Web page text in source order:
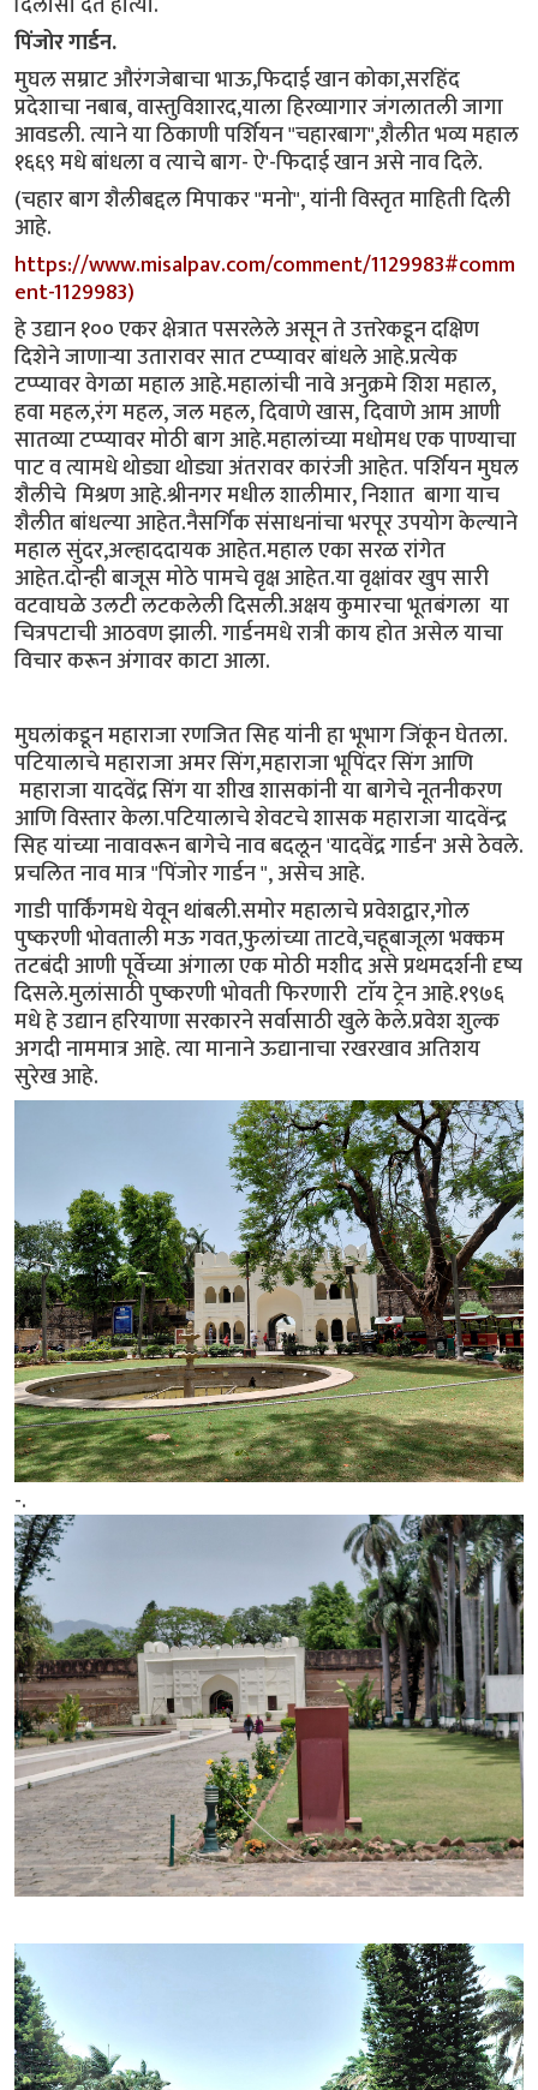
पिंजोर गार्डन.
मुघल सम्राट औरंगजेबाचा भाऊ,फिदाई खान कोका,सरहिंद
प्रदेशाचा नबाब, वास्तुविशारद,याला हिरव्यागार जंगलातली जागा
आवडली. त्याने या ठिकाणी पर्शियन "चहारबाग",शैलीत भव्य महाल
१६६९ मधे बांधला व त्याचे बाग- ऐ'-फिदाई खान असे नाव दिले.
(चहार बाग शैलीबद्दल मिपाकर "मनो", यांनी विस्तृत माहिती दिली
आहे.
https://www.misalpav.com/comment/1129983#comm
ent-1129983)
हे उद्यान १०० एकर क्षेत्रात पसरलेले असून ते उत्तरेकडून दक्षिण
दिशेने जाणाऱ्या उतारावर सात टप्प्यावर बांधले आहे.प्रत्येक
टप्प्यावर वेगळा महाल आहे.महालांची नावे अनुक्रमे शिश महाल,
हवा महल,रंग महल, जल महल, दिवाणे खास, दिवाणे आम आणी
सातव्या टप्प्यावर मोठी बाग आहे.महालांच्या मधोमध एक पाण्याचा
पाट व त्यामधे थोड्या थोड्या अंतरावर कारंजी आहेत. पर्शियन मुघल
शैलीचे मिश्रण आहे.श्रीनगर मधील शालीमार, निशात बागा याच
शैलीत बांधल्या आहेत.नैसर्गिक संसाधनांचा भरपूर उपयोग केल्याने
महाल सुंदर,अल्हाददायक आहेत.महाल एका सरळ रांगेत
आहेत.दोन्ही बाजूस मोठे पामचे वृक्ष आहेत.या वृक्षांवर खुप सारी
वटवाघळे उलटी लटकलेली दिसली.अक्षय कुमारचा भूतबंगला या
चित्रपटाची आठवण झाली. गार्डनमधे रात्री काय होत असेल याचा
विचार करून अंगावर काटा आला.
मुघलांकडून महाराजा रणजित सिह यांनी हा भूभाग जिंकून घेतला.
पटियालाचे महाराजा अमर सिंग,महाराजा भूपिंदर सिंग आणि
महाराजा यादवेंद्र सिंग या शीख शासकांनी या बागेचे नूतनीकरण
आणि विस्तार केला.पटियालाचे शेवटचे शासक महाराजा यादवेंन्द्र
सिह यांच्या नावावरून बागेचे नाव बदलून 'यादवेंद्र गार्डन' असे ठेवले.
प्रचलित नाव मात्र "पिंजोर गार्डन ", असेच आहे.
गाडी पार्किंगमधे येवून थांबली.समोर महालाचे प्रवेशद्वार,गोल
पुष्करणी भोवताली मऊ गवत,फुलांच्या ताटवे,चहूबाजूला भक्कम
तटबंदी आणी पूर्वेच्या अंगाला एक मोठी मशीद असे प्रथमदर्शनी दृष्य
दिसले.मुलांसाठी पुष्करणी भोवती फिरणारी टाॅय ट्रेन आहे.१९७६
मधे हे उद्यान हरियाणा सरकारने सर्वासाठी खुले केले.प्रवेश शुल्क
अगदी नाममात्र आहे. त्या मानाने ऊद्यानाचा रखरखाव अतिशय
सुरेख आहे.
-.